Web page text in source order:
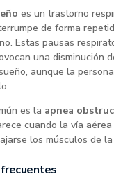
es un trastorno
de forma
Estas pausas
una disminución
aunque la
es la apnea
cuando la vía
los músculos de